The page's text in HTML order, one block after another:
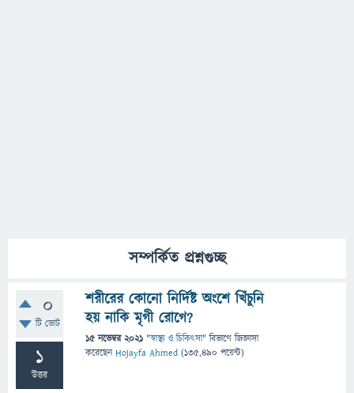
সম্পর্কিত প্রশ্নগুচ্ছ
0
টি ভোট
1
উত্তর
শরীরের কোনো নির্দিষ্ট অংশে খিঁচুনি
হয় নাকি মৃগী রোগে?
15 নভেম্বর 2021 "স্বাস্থ্য ও চিকিৎসা" বিভাগে জিজ্ঞাসা
করেছেনHojayfa Ahmed (135,490 পয়েন্ট)